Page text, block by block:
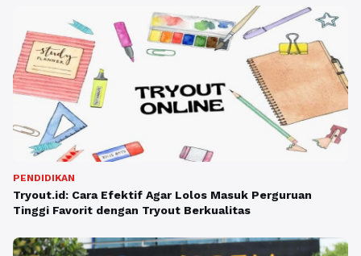
PENDIDIKAN
Tryout.id: Cara Efektif Agar Lolos Masuk Perguruan
Tinggi Favorit dengan Tryout Berkualitas